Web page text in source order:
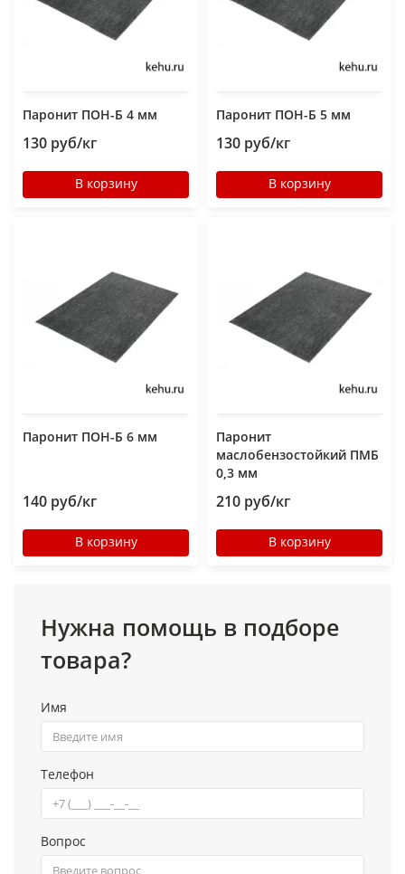
Паронит ПОН-Б 4 мм
130 руб/кг
В корзину
Паронит ПОН-Б 5 мм
130 руб/кг
В корзину
Паронит ПОН-Б 6 мм
140 руб/кг
В корзину
Паронит
маслобензостойкий ПМБ
0,3 мм
210 руб/кг
В корзину
Нужна помощь в подборе
товара?
Имя
Телефон
Вопрос